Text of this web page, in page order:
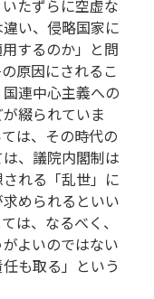
たずらに空虚な
い、侵略国家に
するのか」と問
原因にされるこ
連中心主義への
綴られていま
は、その時代の
、議院内閣制は
れる「乱世」に
められるといい
は、なるべく、
よいのではない
も取る」という